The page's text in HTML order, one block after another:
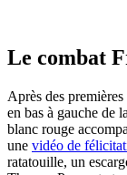
Le combat
Après des
en bas à gauche de
blanc rouge
une vidéo de
ratatouille, un